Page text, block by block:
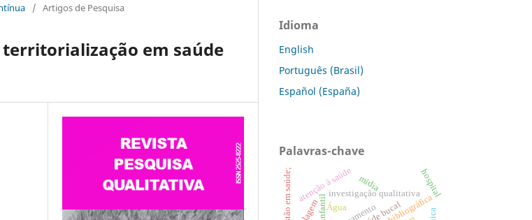
/ Artigos de Pesquisa
em saúde
Idioma
English
Português (Brasil)
Español (España)
Palavras-chave
investigação qualitativa
Água
gestão em saúde; mídia
atenção à saúde hospital